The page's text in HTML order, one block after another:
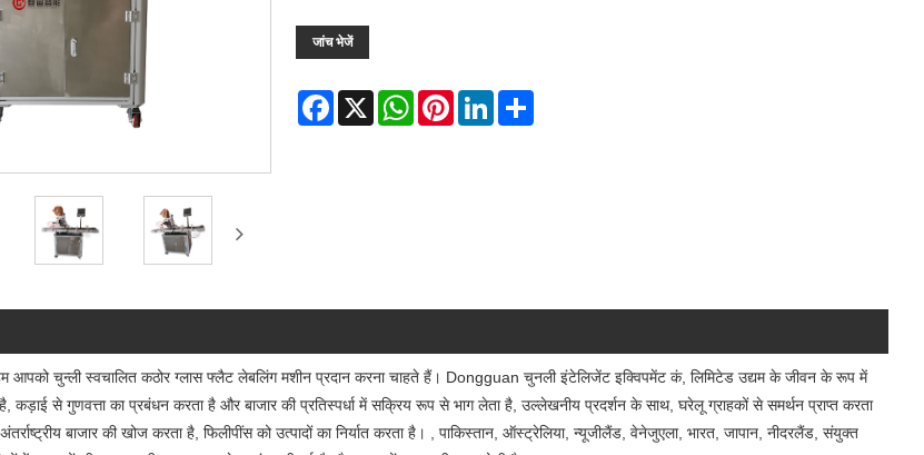
जांच भेजें
Facebook
X WhatsAppPinterestLinkedIn
आपको चुन्ली स्वचालित कठोर ग्लास फ्लैट लेबलिंग मशीन प्रदान करना चाहते हैं। Dongguan चुनली इंटेलिजेंट इक्विपमेंट कं, लिमिटेड उद्यम के जीवन के रूप में
है, कड़ाई से गुणवत्ता का प्रबंधन करता है और बाजार की प्रतिस्पर्धा में सक्रिय रूप से भाग लेता है, उल्लेखनीय प्रदर्शन के साथ, घरेलू ग्राहकों से समर्थन प्राप्त करता
बाजार की खोज करता है, फिलीपींस को उत्पादों का निर्यात करता है। , पाकिस्तान, ऑस्ट्रेलिया, न्यूजीलैंड, वेनेजुएला, भारत, जापान, नीदरलैंड, संयुक्त